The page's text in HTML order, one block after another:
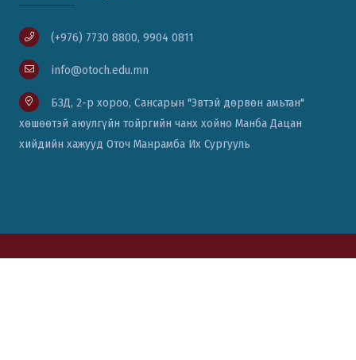
(+976) 7730 8800, 9904 0811
info@otoch.edu.mn
БЗД, 2-р хороо, Сансарын "Эвтэй дөрвөн амьтан"
хөшөөтэй аюулгүйн тойргийн чанх хойно Манба Дацан
хийдийн хажууд Оточ Манрамба Их Сургууль